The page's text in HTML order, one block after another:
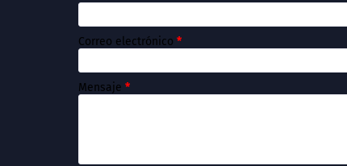
Correo electrónico *
Mensaje *